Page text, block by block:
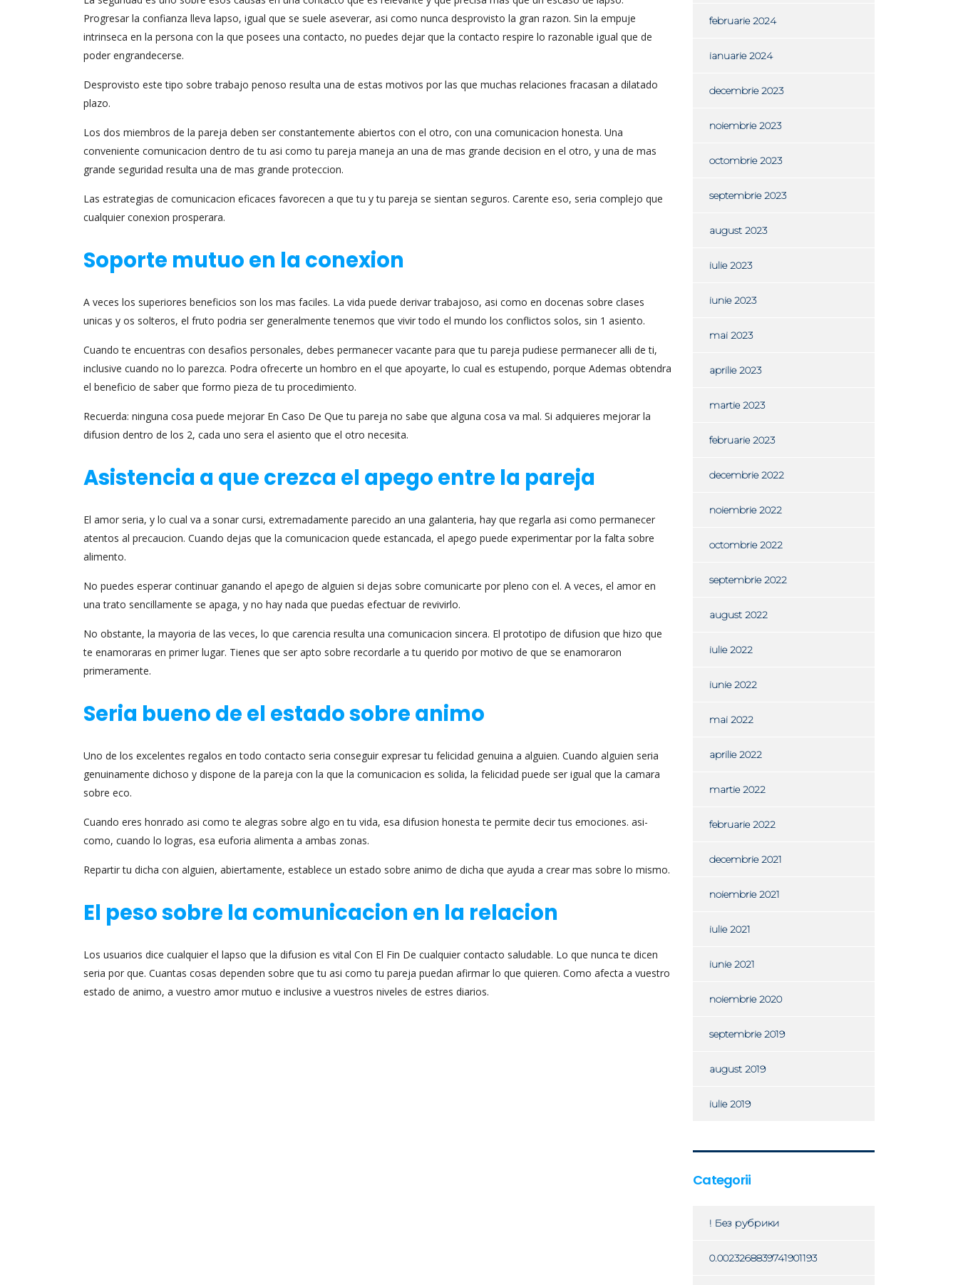
Progresar la confianza lleva lapso, igual que se suele aseverar, asi­ como nunca desprovisto la gran razon. Sin la empuje
intrinseca en la persona con la que posees una contacto, no puedes dejar que la contacto respire lo razonable igual que de
poder engrandecerse.
Desprovisto este tipo sobre trabajo penoso resulta una de estas motivos por las que muchas relaciones fracasan a dilatado
plazo.
Los dos miembros de la pareja deben ser constantemente abiertos con el otro, con una comunicacion honesta. Una
conveniente comunicacion dentro de tu asi­ como tu pareja maneja an una de mas grande decision en el otro, y una de mas
grande seguridad resulta una de mas grande proteccion.
Las estrategias de comunicacion eficaces favorecen a que tu y tu pareja se sientan seguros. Carente eso, seria complejo que
cualquier conexion prosperara.
Soporte mutuo en la conexion
A veces los superiores beneficios son los mas faciles. La vida puede derivar trabajoso, asi­ como en docenas sobre clases
unicas y os solteros, el fruto podri­a ser generalmente tenemos que vivir todo el mundo los conflictos solos, sin 1 asiento.
Cuando te encuentras con desafios personales, debes permanecer vacante para que tu pareja pudiese permanecer alli de ti,
inclusive cuando no lo parezca. Podra ofrecerte un hombro en el que apoyarte, lo cual es estupendo, porque Ademas obtendra
el beneficio de saber que formo pieza de tu procedimiento.
Recuerda: ninguna cosa puede mejorar En Caso De Que tu pareja no sabe que alguna cosa va mal. Si adquieres mejorar la
difusion dentro de los 2, cada uno sera el asiento que el otro necesita.
Asistencia a que crezca el apego entre la pareja
El amor seri­a, y lo cual va a sonar cursi, extremadamente parecido an una galanteria, hay que regarla asi­ como permanecer
atentos al precaucion. Cuando dejas que la comunicacion quede estancada, el apego puede experimentar por la falta sobre
alimento.
No puedes esperar continuar ganando el apego de alguien si dejas sobre comunicarte por pleno con el. A veces, el amor en
una trato sencillamente se apaga, y no hay nada que puedas efectuar de revivirlo.
No obstante, la mayoria de las veces, lo que carencia resulta una comunicacion sincera. El prototipo de difusion que hizo que
te enamoraras en primer lugar. Tienes que ser apto sobre recordarle a tu querido por motivo de que se enamoraron
primeramente.
Seri­a bueno de el estado sobre animo
Uno de los excelentes regalos en todo contacto seri­a conseguir expresar tu felicidad genuina a alguien. Cuando alguien seri­a
genuinamente dichoso y dispone de la pareja con la que la comunicacion es solida, la felicidad puede ser igual que la camara
sobre eco.
Cuando eres honrado asi­ como te alegras sobre algo en tu vida, esa difusion honesta te permite decir tus emociones. asi­
como, cuando lo logras, esa euforia alimenta a ambas zonas.
Repartir tu dicha con alguien, abiertamente, establece un estado sobre animo de dicha que ayuda a crear mas sobre lo mismo.
El peso sobre la comunicacion en la relacion
Los usuarios dice cualquier el lapso que la difusion es vital Con El Fin De cualquier contacto saludable. Lo que nunca te dicen
seri­a por que. Cuantas cosas dependen sobre que tu asi­ como tu pareja puedan afirmar lo que quieren. Como afecta a vuestro
estado de animo, a vuestro amor mutuo e inclusive a vuestros niveles de estres diarios.
februarie 2024
ianuarie 2024
decembrie 2023
noiembrie 2023
octombrie 2023
septembrie 2023
august 2023
iulie 2023
iunie 2023
mai 2023
aprilie 2023
martie 2023
februarie 2023
decembrie 2022
noiembrie 2022
octombrie 2022
septembrie 2022
august 2022
iulie 2022
iunie 2022
mai 2022
aprilie 2022
martie 2022
februarie 2022
decembrie 2021
noiembrie 2021
iulie 2021
iunie 2021
noiembrie 2020
septembrie 2019
august 2019
iulie 2019
Categorii
! Без рубрики
0.0023268839741901193